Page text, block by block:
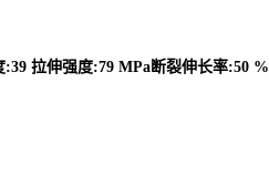
拉伸强度:79 MPa断裂伸长率:50 %